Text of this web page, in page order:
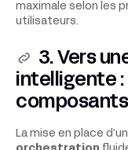
maximale selon les
utilisateurs.
3. Vers
intelligente
composants
La mise en place d’un